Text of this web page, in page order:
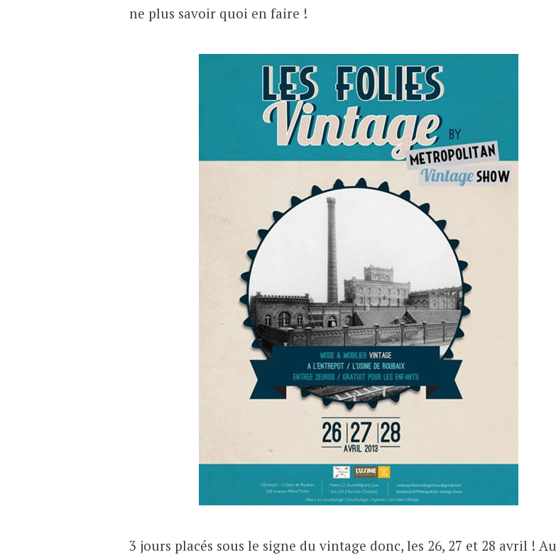
ne plus savoir quoi en faire !
3 jours placés sous le signe du vintage donc, les 26, 27 et 28 avril ! Au